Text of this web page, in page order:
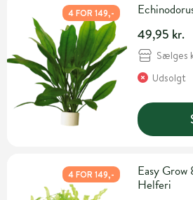
4 FOR 149,-
49,95 kr.
Sælges
Udsolgt
4 FOR 149,-
Easy Grow
Helferi